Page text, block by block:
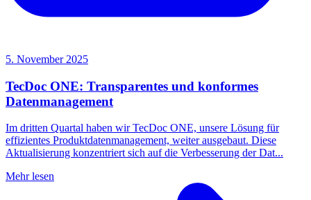
5. November 2025
TecDoc ONE: Transparentes und konformes
Datenmanagement
Im dritten Quartal haben wir TecDoc ONE, unsere Lösung für
effizientes Produktdatenmanagement, weiter ausgebaut. Diese
Aktualisierung konzentriert sich auf die Verbesserung der Dat...
Mehr lesen